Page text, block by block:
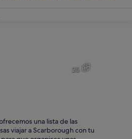
fortaleza histórica, una playa y una vista
Una torre de piedra histórica
25
una lista de las
viajar a Scarborough con tu